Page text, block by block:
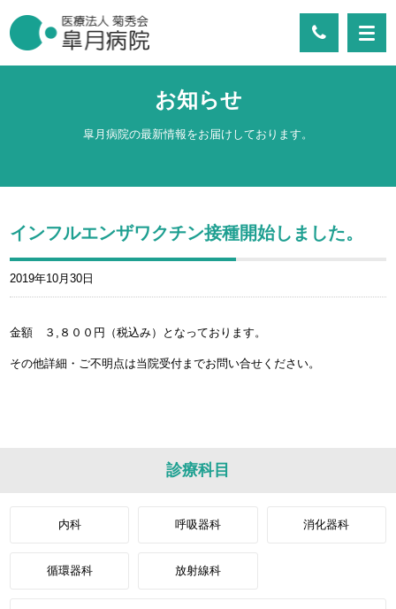
お知らせ
皐月病院の最新情報をお届けしております。
インフルエンザワクチン接種開始しました。
2019年10月30日
金額 ３,８００円（税込み）となっております。
その他詳細・ご不明点は当院受付までお問い合せください。
診療科目
内科 呼吸器科 消化器科
循環器科 放射線科